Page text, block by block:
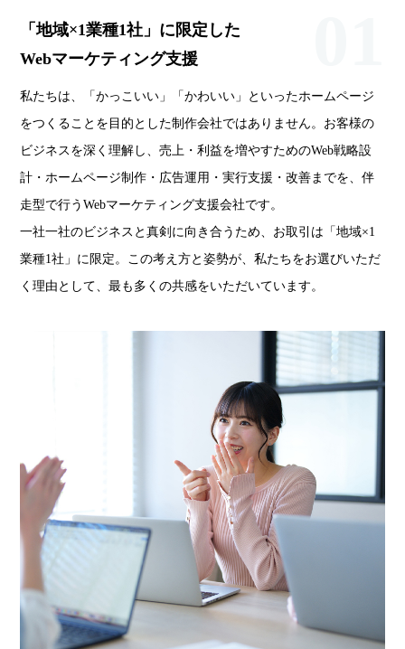
「地域×1業種1社」に限定した
Webマーケティング支援
私たちは、「かっこいい」「かわいい」といったホームページ
をつくることを目的とした制作会社ではありません。お客様の
ビジネスを深く理解し、売上・利益を増やすためのWeb戦略設
計・ホームページ制作・広告運用・実行支援・改善までを、伴
走型で行うWebマーケティング支援会社です。
一社一社のビジネスと真剣に向き合うため、お取引は「地域×1
業種1社」に限定。この考え方と姿勢が、私たちをお選びいただ
く理由として、最も多くの共感をいただいています。